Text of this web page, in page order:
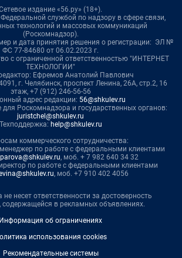
издание «56.ру» (18+).
службой по надзору в сфере связи,
технологий и массовых коммуникаций
(Роскомнадзор).
и дата принятия решения о регистрации: ЭЛ №
ФС 77-84680 от 06.02.2023 г.
с ограниченной ответственностью "ИНТЕРНЕТ
ТЕХНОЛОГИИ"
Ефремов Анатолий Павлович
г. Челябинск, проспект Ленина, 26А, стр.2, 16
этаж, +7 (912) 246-56-56
адрес редакции: 56@shkulev.ru
Роскомнадзора и государственных органов:
juristchel@shkulev.ru
Техподдержка: help@shkulev.ru
коммерческого сотрудничества:
по работе с федеральными клиентами
, моб. + 7 982 640 34 32
по работе с федеральными клиентами
, моб. +7 910 402 4056
не несет ответственности за достоверность
в рекламных объявлениях.
Информация об ограничениях
использования cookies
Рекомендательные системы